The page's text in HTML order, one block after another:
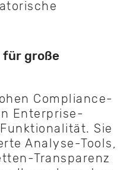
für große
Compliance-
Enterprise-
Sie
Analyse-Tools,
Transparenz